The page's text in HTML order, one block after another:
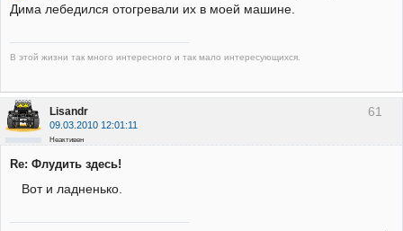
Дима лебедился отогревали их в моей машине.
В этой жизни так много интересного и так мало интересующихся.
61
Lisandr
09.03.2010 12:01:11
Неактивен
Re: Флудить здесь!
Вот и ладненько.